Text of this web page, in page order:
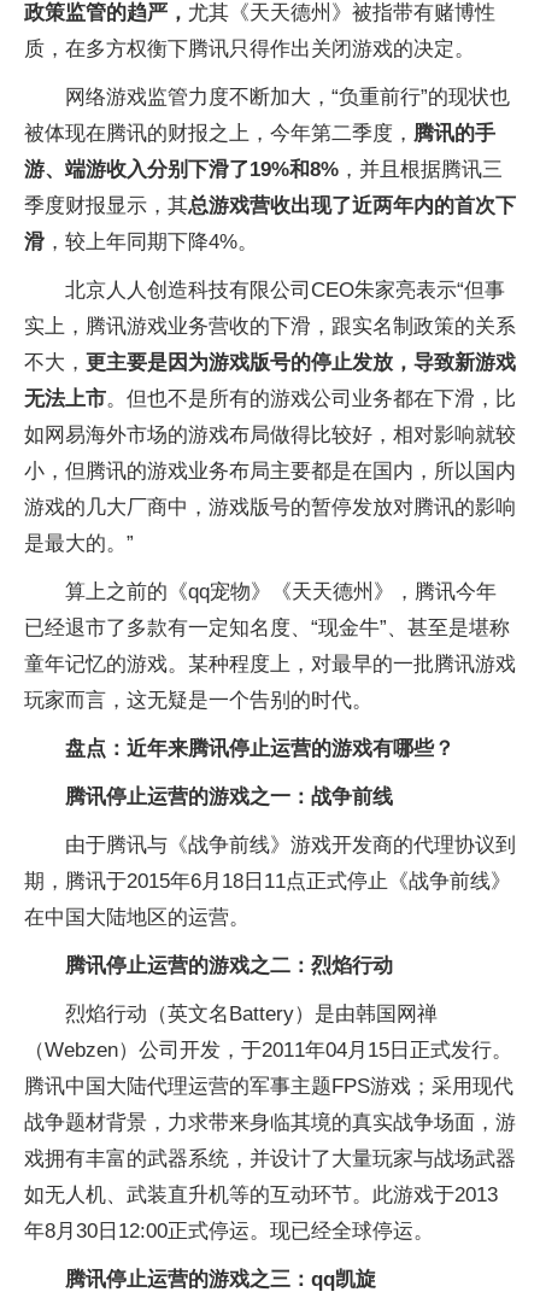
政策监管的趋严， 尤其《天天德州》被指带有赌博性
质，在多方权衡下腾讯只得作出关闭游戏的决定。
网络游戏监管力度不断加大，“负重前行”的现状也
被体现在腾讯的财报之上，今年第二季度， 腾讯的手
游、端游收入分别下滑了19%和8% ，并且根据腾讯三
季度财报显示，其总游戏营收出现了近两年内的首次下
滑 ，较上年同期下降4%。
北京人人创造科技有限公司CEO朱家亮表示“但事
实上，腾讯游戏业务营收的下滑，跟实名制政策的关系
不大， 更主要是因为游戏版号的停止发放，导致新游戏
无法上市。但也不是所有的游戏公司业务都在下滑，比
如网易海外市场的游戏布局做得比较好，相对影响就较
小，但腾讯的游戏业务布局主要都是在国内，所以国内
游戏的几大厂商中，游戏版号的暂停发放对腾讯的影响
是最大的。”
算上之前的《qq宠物》《天天德州》，腾讯今年
已经退市了多款有一定知名度、“现金牛”、甚至是堪称
童年记忆的游戏。某种程度上，对最早的一批腾讯游戏
玩家而言，这无疑是一个告别的时代。
盘点：近年来腾讯停止运营的游戏有哪些？
腾讯停止运营的游戏之一：战争前线
由于腾讯与《战争前线》游戏开发商的代理协议到
期，腾讯于2015年6月18日11点正式停止《战争前线》
在中国大陆地区的运营。
腾讯停止运营的游戏之二：烈焰行动
烈焰行动（英文名Battery）是由韩国网禅
（Webzen）公司开发，于2011年04月15日正式发行。
腾讯中国大陆代理运营的军事主题FPS游戏；采用现代
战争题材背景，力求带来身临其境的真实战争场面，游
戏拥有丰富的武器系统，并设计了大量玩家与战场武器
如无人机、武装直升机等的互动环节。此游戏于2013
年8月30日12:00正式停运。现已经全球停运。
腾讯停止运营的游戏之三：qq凯旋